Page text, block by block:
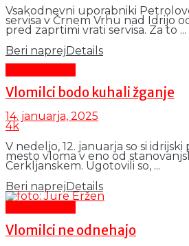
Vsakodnevni uporabniki
servisa v Črnem Vrhu nad Idrijo
pred zaprtimi vrati servisa. Za to ...
Beri naprejDetails
Vlomilci bodo kuhali žganje
14. januarja, 2025
4k
V nedeljo, 12. januarja so si
mesto vloma v eno od
Cerkljanskem. Ugotovili so, ...
Beri naprej Details
Vlomilci ne odnehajo